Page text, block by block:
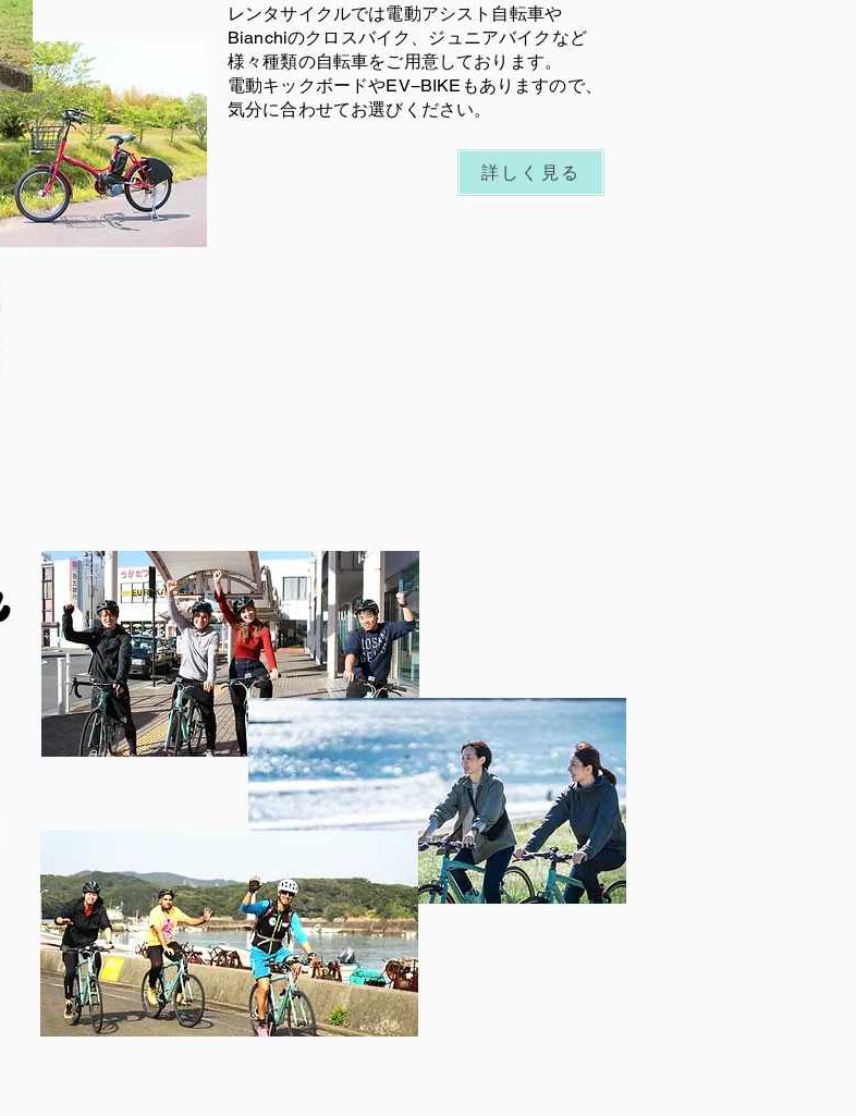
レンタサイクルでは電動アシスト自転車や
Bianchiのクロスバイク、ジュニアバイクなど
様々種類の自転車をご用意しております。
​電動キックボードやEV−BIKEもありますので、
気分に合わせてお選びください。
詳しく見る